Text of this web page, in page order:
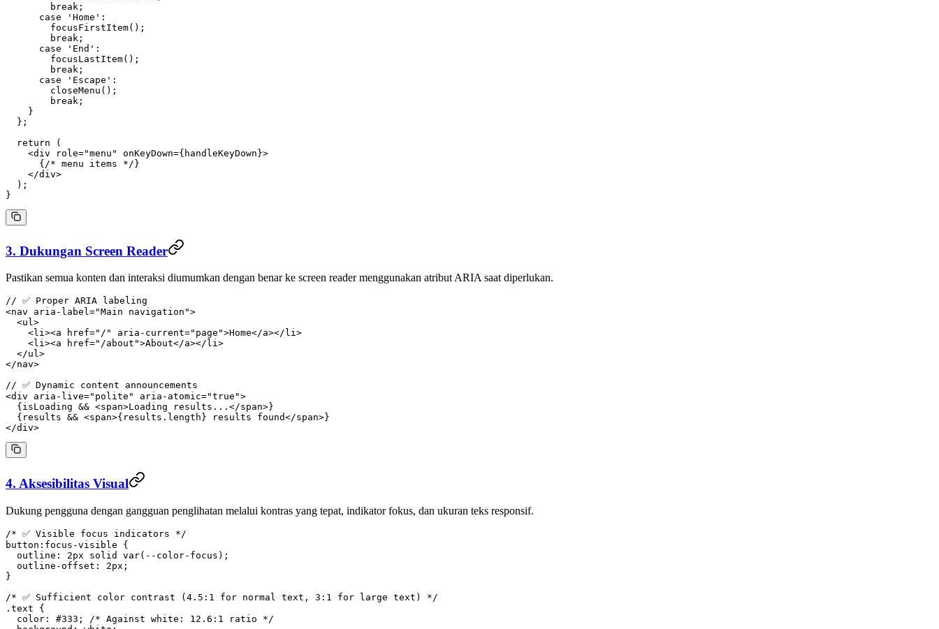
        break
;
      case
'Home' :
        focusFirstItem
();
        break
;
      case
'End' :
        focusLastItem
();
        break
;
      case
'Escape' :
        closeMenu
();
        break
;
    }
  };
  return
(
    <
div role="menu" onKeyDown={handleKeyDown}>
      {
/* menu items */ }
    </
div>
  );
}
3. Dukungan Screen Reader
Pastikan semua konten dan interaksi diumumkan dengan benar ke screen reader menggunakan atribut ARIA saat diperlukan.
// ✅ Proper ARIA labeling
<nav aria-label="Main navigation">
  <
ul>
    <
li><a href="/" aria-current="page">Home</a></ li>
    <
li><a href="/about">About</a></ li>
  </
ul>
</nav>
// ✅ Dynamic content announcements
<div aria-live="polite" aria-atomic="true">
  {isLoading
&& <span>Loading results...</span>}
  {results
&& <span>{results. length } results found</span>}
</div>
4. Aksesibilitas Visual
Dukung pengguna dengan gangguan penglihatan melalui kontras yang tepat, indikator fokus, dan ukuran teks responsif.
/* ✅ Visible focus indicators */
button :focus-visible {
  outline
: 2px solid var( --color-focus );
  outline-offset
: 2px ;
}
/* ✅ Sufficient color contrast (4.5:1 for normal text, 3:1 for large text) */
.text {
  color
: #333 ;
/* Against white: 12.6:1 ratio */